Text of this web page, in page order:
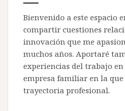
Bienvenido a este espacio
compartir cuestiones
innovación que me
muchos años. Aportaré
experiencias del trabajo en
empresa familiar en la
trayectoria profesional.